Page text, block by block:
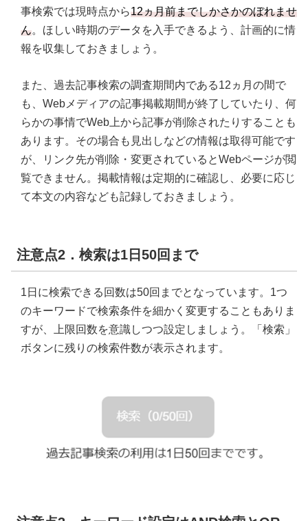
事検索では現時点から12ヵ月前までしかさかのぼれませ
ん。ほしい時期のデータを入手できるよう、計画的に情
報を収集しておきましょう。
また、過去記事検索の調査期間内である12ヵ月の間で
も、Webメディアの記事掲載期間が終了していたり、何
らかの事情でWeb上から記事が削除されたりすることも
あります。その場合も見出しなどの情報は取得可能です
が、リンク先が削除・変更されているとWebページが閲
覧できません。掲載情報は定期的に確認し、必要に応じ
て本文の内容なども記録しておきましょう。
注意点2．検索は1日50回まで
1日に検索できる回数は50回までとなっています。1つ
のキーワードで検索条件を細かく変更することもありま
すが、上限回数を意識しつつ設定しましょう。「検索」
ボタンに残りの検索件数が表示されます。